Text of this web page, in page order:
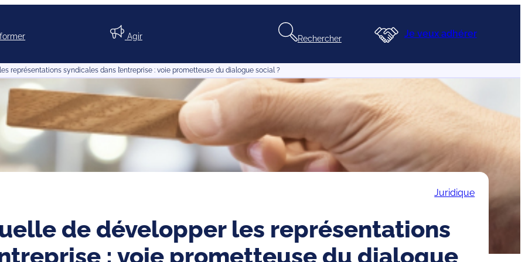
Agir Rechercher Je veux adhérer
représentations syndicales dans l’entreprise : voie prometteuse du dialogue social ?
Juridique
de développer les représentations
: voie prometteuse du dialogue